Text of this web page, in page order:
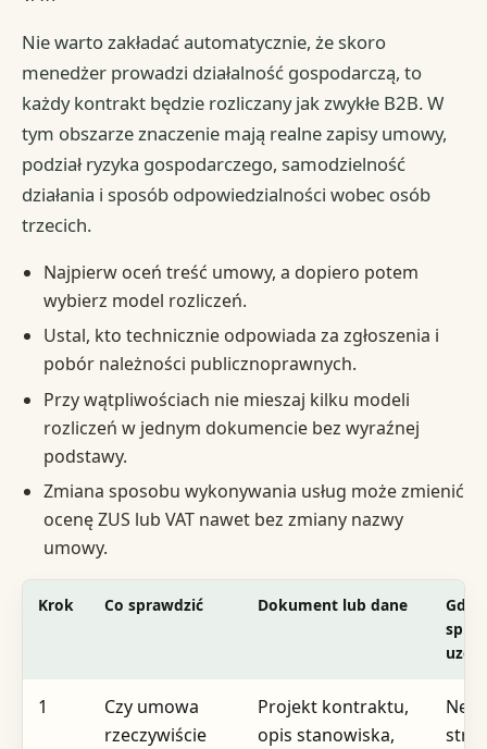
Nie warto zakładać automatycznie, że skoro
menedżer prowadzi działalność gospodarczą, to
każdy kontrakt będzie rozliczany jak zwykłe B2B. W
tym obszarze znaczenie mają realne zapisy umowy,
podział ryzyka gospodarczego, samodzielność
działania i sposób odpowiedzialności wobec osób
trzecich.
Najpierw oceń treść umowy, a dopiero potem
wybierz model rozliczeń.
Ustal, kto technicznie odpowiada za zgłoszenia i
pobór należności publicznoprawnych.
Przy wątpliwościach nie mieszaj kilku modeli
rozliczeń w jednym dokumencie bez wyraźnej
podstawy.
Zmiana sposobu wykonywania usług może zmienić
ocenę ZUS lub VAT nawet bez zmiany nazwy
umowy.
Krok Co sprawdzić Dokument lub dane
Gdzie
1
Czy umowa
rzeczywiście
Projekt kontraktu,
opis stanowiska,